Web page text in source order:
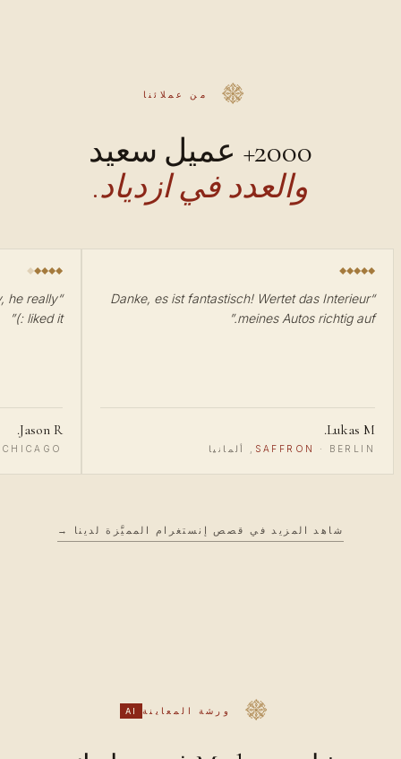
من عملائنا
2000+ عميل سعيد
والعدد في ازدياد.
“
Danke, es ist fantastisch! Wertet das Interieur
meines Autos richtig auf.
”
Lukas M.
SAFFRON · BERLIN, ألمانيا
“
he really
liked it :)
”
Jason R.
CHICAGO, الولايات المتحدة
شاهد المزيد في قصص إنستغرام المميَّزة لدينا →
ورشة المعاينة AI